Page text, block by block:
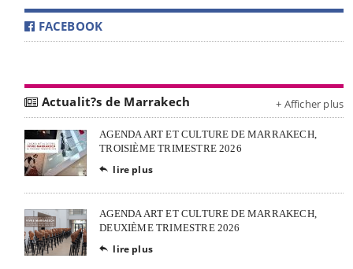
FACEBOOK
Actualit?s de Marrakech + Afficher plus
AGENDA ART ET CULTURE DE MARRAKECH,
TROISIÈME TRIMESTRE 2026
 lire plus
AGENDA ART ET CULTURE DE MARRAKECH,
DEUXIÈME TRIMESTRE 2026
 lire plus